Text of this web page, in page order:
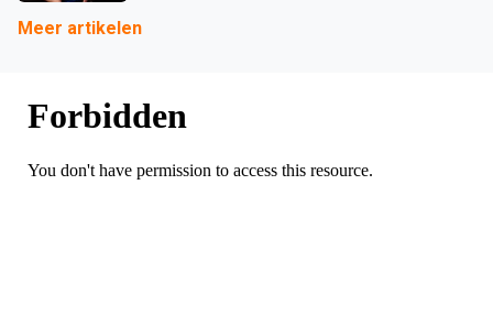
Meer artikelen